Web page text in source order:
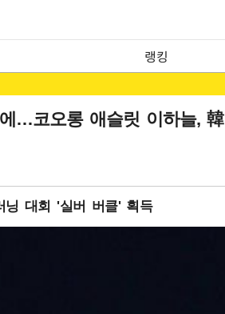
랭킹
…코오롱 애슬릿 이하늘,
닝 대회 '실버 버클' 획득